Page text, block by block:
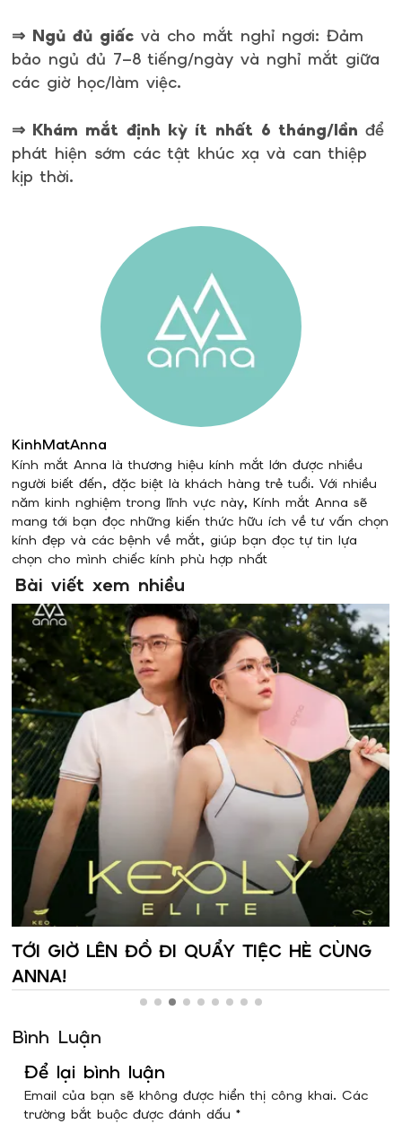
⇒ Ngủ đủ giấc và cho mắt nghỉ ngơi: Đảm
bảo ngủ đủ 7–8 tiếng/ngày và nghỉ mắt giữa
các giờ học/làm việc.
⇒ Khám mắt định kỳ ít nhất 6 tháng/lần để
phát hiện sớm các tật khúc xạ và can thiệp
kịp thời.
KinhMatAnna
Kính mắt Anna là thương hiệu kính mắt lớn được nhiều
người biết đến, đặc biệt là khách hàng trẻ tuổi. Với nhiều
năm kinh nghiệm trong lĩnh vực này, Kính mắt Anna sẽ
mang tới bạn đọc những kiến thức hữu ích về tư vấn chọn
kính đẹp và các bệnh về mắt, giúp bạn đọc tự tin lựa
chọn cho mình chiếc kính phù hợp nhất
Bài viết xem nhiều
TỚI GIỜ LÊN ĐỒ ĐI QUẨY TIỆC HÈ CÙNG
ANNA!
Bình Luận
Để lại bình luận
Email của bạn sẽ không được hiển thị công khai. Các
trường bắt buộc được đánh dấu *